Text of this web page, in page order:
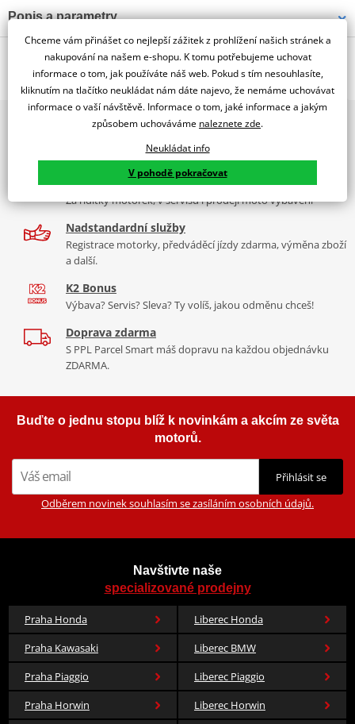
Popis a parametry
Jsme autorizovaný
dealer značky PUIG
MOTO GUZZI V100 MANDELLO S 23'-24'
Tabulka velikostí
Co když mi to nebude
O výrobci
PUIG byl založen v roce 1964 ve Španělsku. Vyrábí se ve městě
Granollers poblíž Barcelony na ploše 8 000 m² v objektu, který se
dělí na 3 části: komerční, odlitkovou a kovových součástek. Již 40
let se účastní nejslavnějších závodů motocyklů po celém světě. V
naší nabídce naleznete doplňky a příslušenství například: plexi,
padací protektory a mnoho dalšího.
Zobrazit všechny produktyznačky PUIG
2x multibrand showroom
díly, to vše v Praze a Liberci
Více než 30 let zkušeností
Za řídítky motorek, v servisu i prodeji moto vybavení
Nadstandardní služby
Registrace motorky, předváděcí jízdy zdarma, výměna zboží
a další.
K2 Bonus
Výbava? Servis? Sleva? Ty volíš, jakou odměnu chceš!
Doprava zdarma
S PPL Parcel Smart máš dopravu na každou objednávku
ZDARMA.
Buďte o jednu stopu blíž k novinkám a akcím ze světa
motorů.
Přihlásit se
Odběrem novinek souhlasím se zasíláním osobních údajů.
Navštivte naše
specializované prodejny
Praha Honda
Liberec Honda
Praha Kawasaki
Liberec BMW
Praha Piaggio
Liberec Piaggio
Praha Horwin
Liberec Horwin
Chceme vám přinášet co nejlepší zážitek z prohlížení našich stránek a
nakupování na našem e-shopu. K tomu potřebujeme uchovat
informace o tom, jak používáte náš web. Pokud s tím nesouhlasíte,
kliknutím na tlačítko neukládat nám dáte najevo, že nemáme uchovávat
informace o vaší návštěvě. Informace o tom, jaké informace a jakým
způsobem uchováváme naleznete zde.
Neukládat info
V pohodě pokračovat